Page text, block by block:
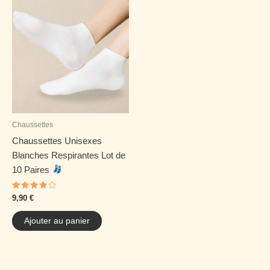
Chaussettes
Chaussettes Unisexes
Blanches Respirantes Lot de
10 Paires
Note
4.00
sur 5
9,90 €
Ajouter au panier